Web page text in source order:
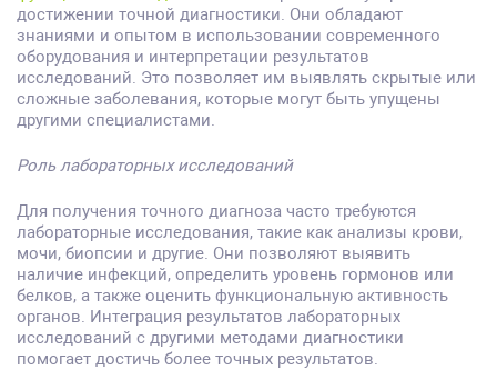
достижении точной диагностики. Они обладают
знаниями и опытом в использовании современного
оборудования и интерпретации результатов
исследований. Это позволяет им выявлять скрытые или
сложные заболевания, которые могут быть упущены
другими специалистами.
Роль лабораторных исследований
Для получения точного диагноза часто требуются
лабораторные исследования, такие как анализы крови,
мочи, биопсии и другие. Они позволяют выявить
наличие инфекций, определить уровень гормонов или
белков, а также оценить функциональную активность
органов. Интеграция результатов лабораторных
исследований с другими методами диагностики
помогает достичь более точных результатов.